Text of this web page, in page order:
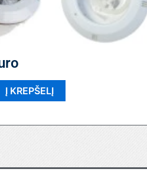
Į KREPŠELĮ